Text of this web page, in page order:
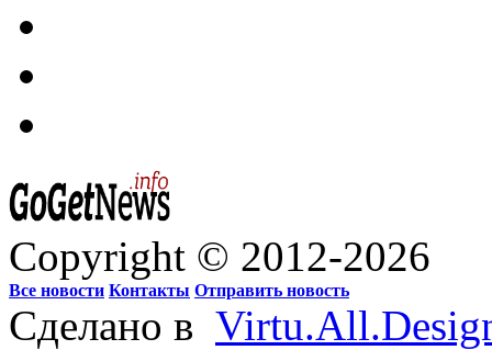
Copyright © 2012-2026
Все новости Контакты Отправить новость
Сделано в